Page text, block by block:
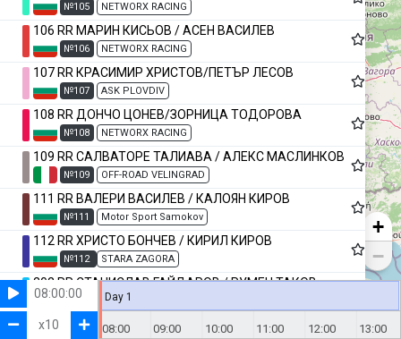
№105 NETWORX RACING
106 RR МАРИН КИСЬОВ / АСЕН ВАСИЛЕВ
№106 NETWORX RACING
107 RR КРАСИМИР ХРИСТОВ/ПЕТЪР ЛЕСОВ
№107 ASK PLOVDIV
108 RR ДОНЧО ЦОНЕВ/ЗОРНИЦА ТОДОРОВА
№108 NETWORX RACING
109 RR САЛВАТОРЕ ТАЛИАВА / АЛЕКС МАСЛИНКОВ
№109 OFF-ROAD VELINGRAD
111 RR ВАЛЕРИ ВАСИЛЕВ / КАЛОЯН КИРОВ
№111 Motor Sport Samokov
112 RR ХРИСТО БОНЧЕВ / КИРИЛ КИРОВ
№112 STARA ZAGORA
202 RR СТАНИСЛАВ ГАЙДАРОВ / РУМЕН ТАКОВ
№202 ZVERINO 4X4 EXTREME
203 RR СИМЕОН ЦИНЦОВ/МИРОСЛАВ ТЕМЕЛКОВ
+
−
Day 1
08:00 09:00 10:00 11:00 12:00 13:00
08:00:00
x10